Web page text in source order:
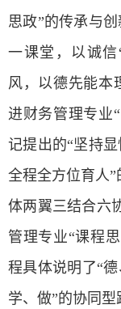
思政”的传承与
一课堂，以诚
风，以德先能本
进财务管理专业
记提出的“坚持
全程全方位育人”
体两翼三结合六
管理专业“课程
程具体说明了“德
学、做”的协同型